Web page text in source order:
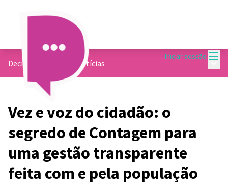
Iniciar sessão
Decide Contagem Notícias
Vez e voz do cidadão: o
segredo de Contagem para
uma gestão transparente
feita com e pela população